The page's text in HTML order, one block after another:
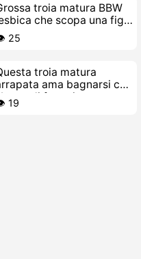
troia matura BBW
che scopa una figa
e calda
25
troia matura
ama bagnarsi con
di femmina
19